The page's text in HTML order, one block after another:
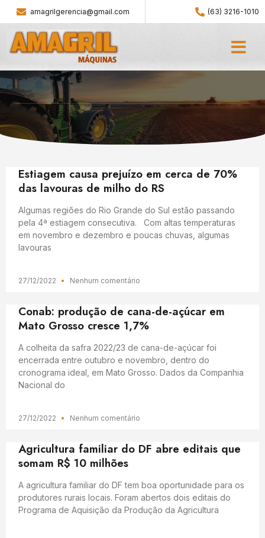
amagrilgerencia@gmail.com (63) 3216-1010
Estiagem causa prejuízo em cerca de 70%
das lavouras de milho do RS
Algumas regiões do Rio Grande do Sul estão passando
pela 4ª estiagem consecutiva. Com altas temperaturas
em novembro e dezembro e poucas chuvas, algumas
lavouras
27/12/2022 Nenhum comentário
Conab: produção de cana-de-açúcar em
Mato Grosso cresce 1,7%
A colheita da safra 2022/23 de cana-de-açúcar foi
encerrada entre outubro e novembro, dentro do
cronograma ideal, em Mato Grosso. Dados da Companhia
Nacional do
27/12/2022 Nenhum comentário
Agricultura familiar do DF abre editais que
somam R$ 10 milhões
A agricultura familiar do DF tem boa oportunidade para os
produtores rurais locais. Foram abertos dois editais do
Programa de Aquisição da Produção da Agricultura